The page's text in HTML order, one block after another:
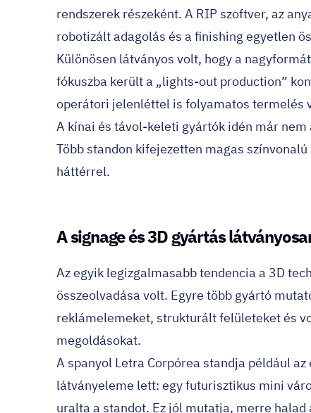
rendszerek részeként. A RIP szoftver, az
robotizált adagolás és a finishing egyetlen
Különösen látványos volt, hogy a
fókuszba került a „lights-out production”
operátori jelenléttel is folyamatos termelés
A kínai és távol-keleti gyártók idén már
Több standon kifejezetten magas
háttérrel.
A signage és 3D gyártás
Az egyik legizgalmasabb tendencia a 3D
összeolvadása volt. Egyre több gyártó
reklámelemeket, strukturált felületeket és
megoldásokat.
A spanyol Letra Corpórea standja például
látványeleme lett: egy futurisztikus mini
uralta a standot. Ez jól mutatja, merre